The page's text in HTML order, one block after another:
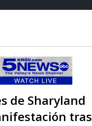
de Sharyland
tras